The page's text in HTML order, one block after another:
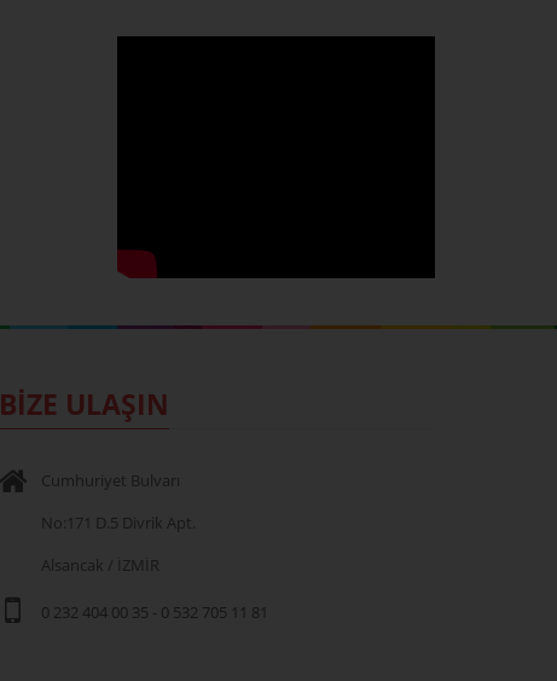
BİZE ULAŞIN
Cumhuriyet Bulvarı
No:171 D.5 Divrik Apt.
Alsancak / İZMİR
0 232 404 00 35 - 0 532 705 11 81